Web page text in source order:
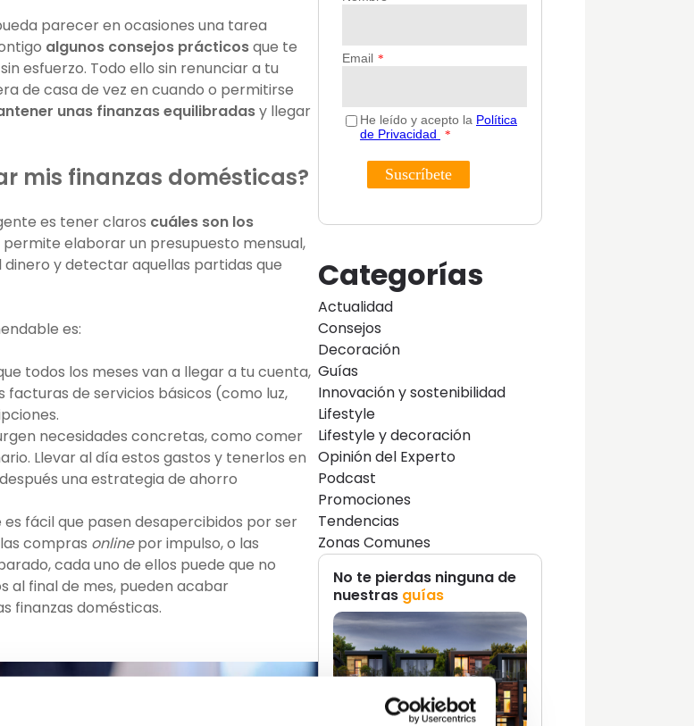
parecer en ocasiones una tarea
algunos consejos prácticosque te
esfuerzo. Todo ello sin renunciar a tu
de casa de vez en cuando o permitirse
unas finanzas equilibradasy llegar
mis finanzas domésticas?
es tener claros cuáles son los
elaborar un presupuesto mensual,
y detectar aquellas partidas que
es:
todos los meses van a llegar a tu cuenta,
de servicios básicos (como luz,
necesidades concretas, como comer
Llevar al día estos gastos y tenerlos en
una estrategia de ahorro
es fácil que pasen desapercibidos por ser
compras onlinepor impulso, o las
cada uno de ellos puede que no
al final de mes, pueden acabar
finanzas domésticas.
Categorías
Actualidad
Consejos
Decoración
Guías
Innovación y sostenibilidad
Lifestyle
Lifestyle y decoración
Opinión del Experto
Podcast
Promociones
Tendencias
Zonas Comunes
No te pierdas ninguna de
nuestras guías